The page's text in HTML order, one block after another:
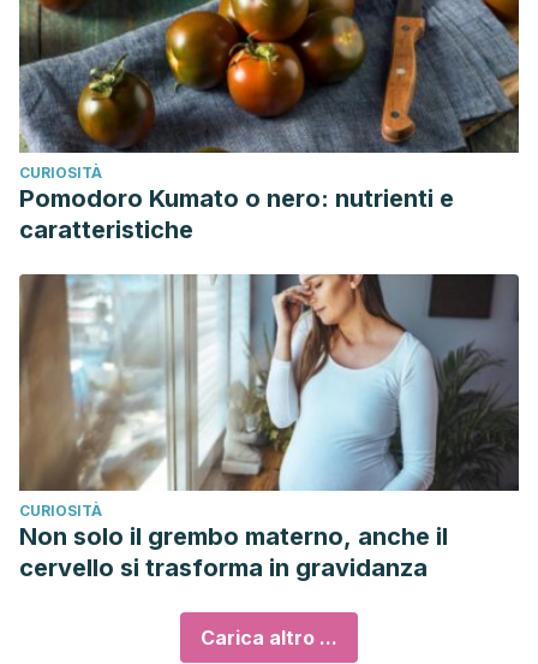
CURIOSITÀ
Pomodoro Kumato o nero: nutrienti e
caratteristiche
CURIOSITÀ
Non solo il grembo materno, anche il
cervello si trasforma in gravidanza
Carica altro ...